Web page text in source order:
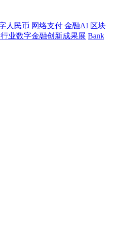
人民币 网络支付 金融AI 区块
业数字金融创新成果展 Bank